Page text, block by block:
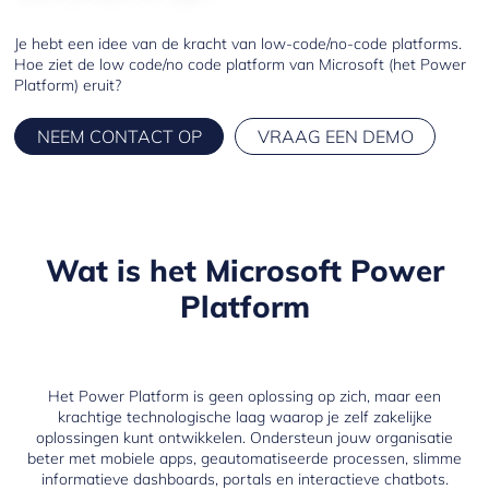
Je hebt een idee van de kracht van low-code/no-code platforms.
Hoe ziet de low code/no code platform van Microsoft (het Power
Platform) eruit?
NEEM CONTACT OP VRAAG EEN DEMO
Wat is het Microsoft Power
Platform
Het Power Platform is geen oplossing op zich, maar een
krachtige technologische laag waarop je zelf zakelijke
oplossingen kunt ontwikkelen. Ondersteun jouw organisatie
beter met mobiele apps, geautomatiseerde processen, slimme
informatieve dashboards, portals en interactieve chatbots.